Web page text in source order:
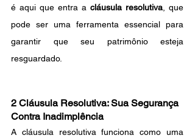
é aqui que entra a cláusula resolutiva , que
pode ser uma ferramenta essencial para
garantir que seu patrimônio esteja
resguardado.
2 Cláusula Resolutiva: Sua Segurança
Contra Inadimplência
A cláusula resolutiva funciona como uma